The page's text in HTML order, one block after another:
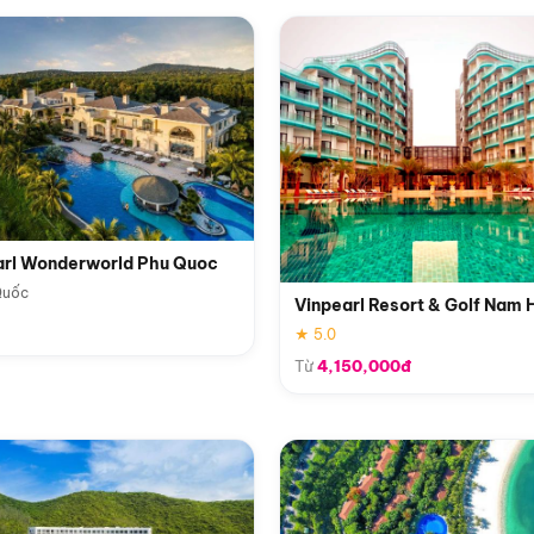
Wonderworld Phu Quoc
Vinpearl Resort & Golf Nam
★ 5.0
Từ4,150,000đ